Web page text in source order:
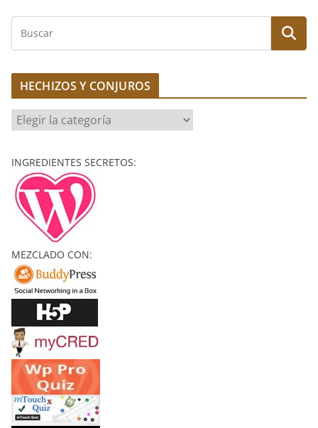
:
c
r
HECHIZOS Y CONJUROS
H
E
H
Z
Y
C
O
J
U
S
INGREDIENTES SECRETOS:
MEZCLADO CON: